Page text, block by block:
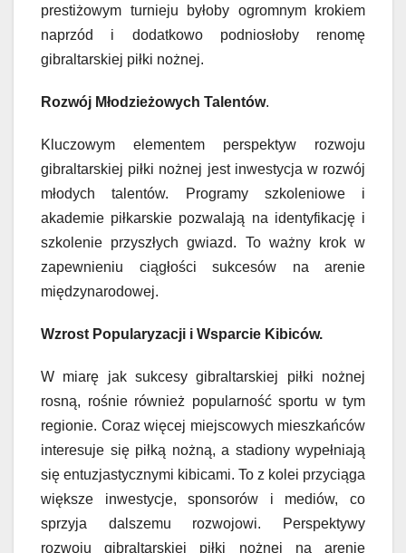
prestiżowym turnieju byłoby ogromnym krokiem
naprzód i dodatkowo podniosłoby renomę
gibraltarskiej piłki nożnej.
Rozwój Młodzieżowych Talentów.
Kluczowym elementem perspektyw rozwoju
gibraltarskiej piłki nożnej jest inwestycja w rozwój
młodych talentów. Programy szkoleniowe i
akademie piłkarskie pozwalają na identyfikację i
szkolenie przyszłych gwiazd. To ważny krok w
zapewnieniu ciągłości sukcesów na arenie
międzynarodowej.
Wzrost Popularyzacji i Wsparcie Kibiców.
W miarę jak sukcesy gibraltarskiej piłki nożnej
rosną, rośnie również popularność sportu w tym
regionie. Coraz więcej miejscowych mieszkańców
interesuje się piłką nożną, a stadiony wypełniają
się entuzjastycznymi kibicami. To z kolei przyciąga
większe inwestycje, sponsorów i mediów, co
sprzyja dalszemu rozwojowi. Perspektywy
rozwoju gibraltarskiej piłki nożnej na arenie